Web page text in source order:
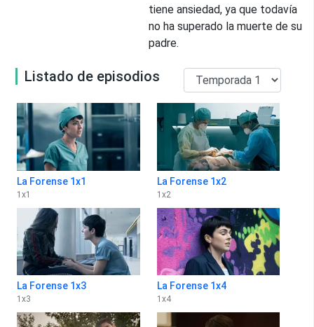
tiene ansiedad, ya que todavía
no ha superado la muerte de su
padre.
Listado de episodios
La Forense 1x1
1 x1
La Forense 1x2
1 x2
La Forense 1x3
1 x3
La Forense 1x4
1 x4